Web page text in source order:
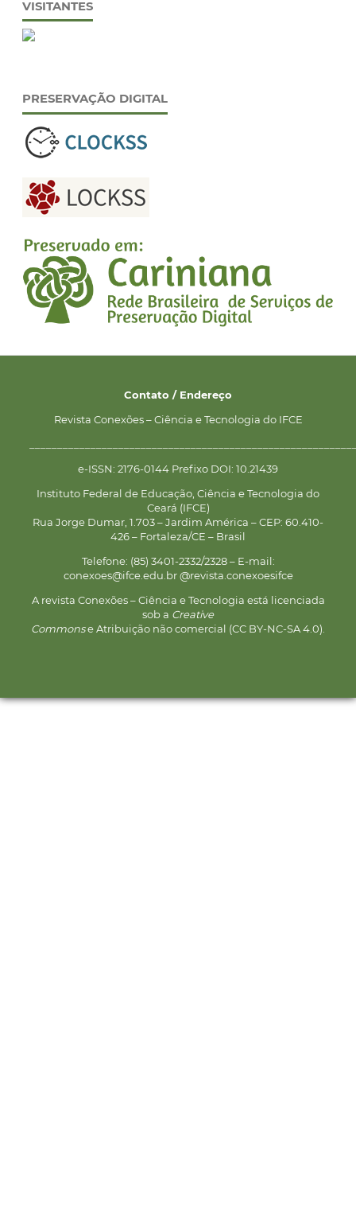
VISITANTES
PRESERVAÇÃO DIGITAL
Contato / Endereço
Revista Conexões – Ciência e Tecnologia do IFCE
e-ISSN: 2176-0144 Prefixo DOI: 10.21439
Instituto Federal de Educação, Ciência e Tecnologia do
Ceará (IFCE)
Rua Jorge Dumar, 1.703 – Jardim América – CEP: 60.410-
426 – Fortaleza/CE – Brasil
Telefone: (85) 3401-2332/2328 – E-mail:
conexoes@ifce.edu.br @revista.conexoesifce
A revista Conexões – Ciência e Tecnologia está licenciada
sob a Creative
Commonse Atribuição não comercial (CC BY-NC-SA 4.0).